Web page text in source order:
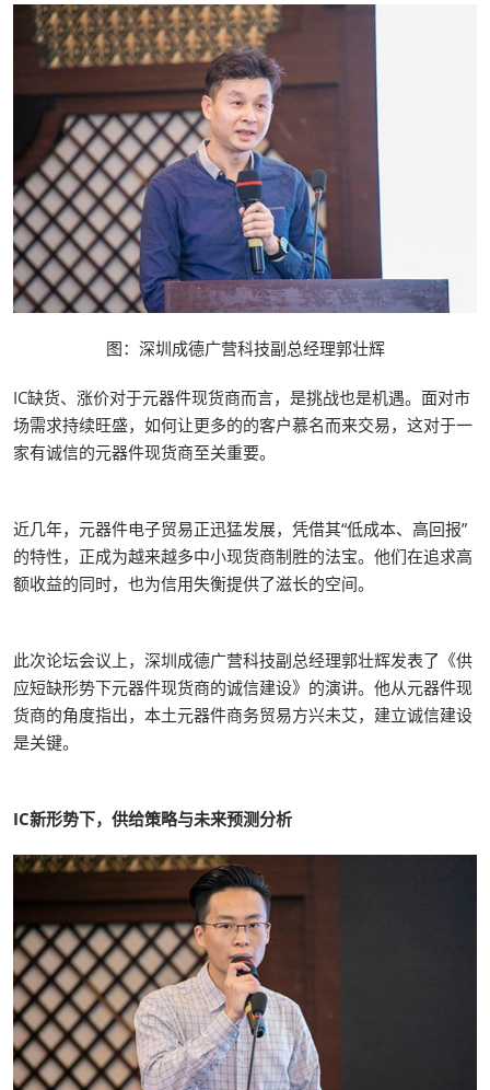
图：深圳成德广营科技副总经理郭壮辉
IC缺货、涨价对于元器件现货商而言，是挑战也是机遇。面对市
场需求持续旺盛，如何让更多的的客户慕名而来交易，这对于一
家有诚信的元器件现货商至关重要。
近几年，元器件电子贸易正迅猛发展，凭借其“低成本、高回报”
的特性，正成为越来越多中小现货商制胜的法宝。他们在追求高
额收益的同时，也为信用失衡提供了滋长的空间。
此次论坛会议上，深圳成德广营科技副总经理郭壮辉发表了《供
应短缺形势下元器件现货商的诚信建设》的演讲。他从元器件现
货商的角度指出，本土元器件商务贸易方兴未艾，建立诚信建设
是关键。
IC新形势下，供给策略与未来预测分析